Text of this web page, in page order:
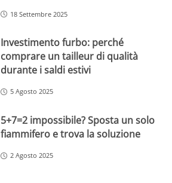
18 Settembre 2025
Investimento furbo: perché
comprare un tailleur di qualità
durante i saldi estivi
5 Agosto 2025
5+7=2 impossibile? Sposta un solo
fiammifero e trova la soluzione
2 Agosto 2025